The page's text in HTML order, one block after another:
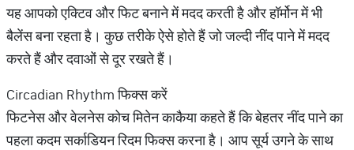
यह आपको एक्टिव और फिट बनाने में मदद करती है और हॉर्मोन में भी
बैलेंस बना रहता है। कुछ तरीके ऐसे होते हैं जो जल्दी नींद पाने में मदद
करते हैं और दवाओं से दूर रखते हैं।
Circadian Rhythm फिक्स करें
फिटनेस और वेलनेस कोच मितेन काकैया कहते हैं कि बेहतर नींद पाने का
पहला कदम सर्काडियन रिदम फिक्स करना है। आप सूर्य उगने के साथ